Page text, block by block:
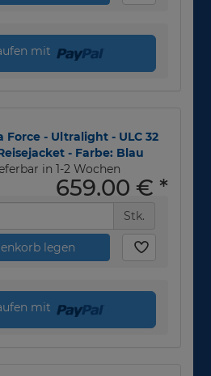
mit
Force - Ultralight - ULC 32
- Farbe: Blau
in 1-2 Wochen
659,00 € *
Stk.
legen
mit